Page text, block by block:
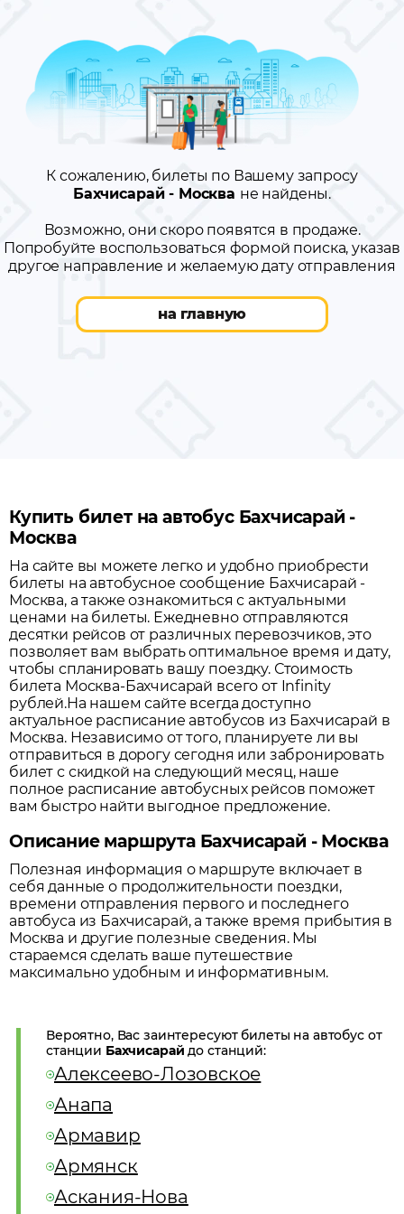
К сожалению, билеты по Вашему запросу
Бахчисарай - Москва не найдены.
Возможно, они скоро появятся в продаже.
Попробуйте воспользоваться формой поиска, указав
другое направление и желаемую дату отправления
на главную
Купить билет на автобус Бахчисарай -
Москва
На сайте вы можете легко и удобно приобрести
билеты на автобусное сообщение Бахчисарай -
Москва, а также ознакомиться с актуальными
ценами на билеты. Ежедневно отправляются
десятки рейсов от различных перевозчиков, это
позволяет вам выбрать оптимальное время и дату,
чтобы спланировать вашу поездку. Стоимость
билета Москва-Бахчисарай всего от Infinity
рублей.На нашем сайте всегда доступно
актуальное расписание автобусов из Бахчисарай в
Москва. Независимо от того, планируете ли вы
отправиться в дорогу сегодня или забронировать
билет с скидкой на следующий месяц, наше
полное расписание автобусных рейсов поможет
вам быстро найти выгодное предложение.
Описание маршрута Бахчисарай - Москва
Полезная информация о маршруте включает в
себя данные о продолжительности поездки,
времени отправления первого и последнего
автобуса из Бахчисарай, а также время прибытия в
Москва и другие полезные сведения. Мы
стараемся сделать ваше путешествие
максимально удобным и информативным.
Вероятно, Вас заинтересуют билеты на автобус от
станции Бахчисарай до станций:
Алексеево-Лозовское
Анапа
Армавир
Армянск
Аскания-Нова